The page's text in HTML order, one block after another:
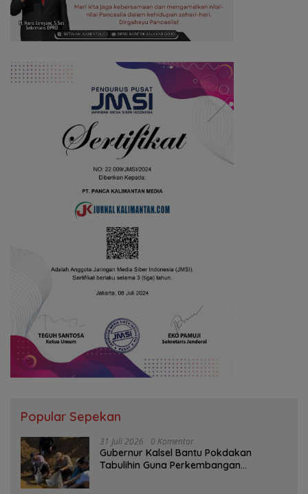
Popular Sepekan
31 Juli 2026 0 Komentar
Gubernur Kalsel Bantu Pokdakan
Tabulihin Guna Perkembangan